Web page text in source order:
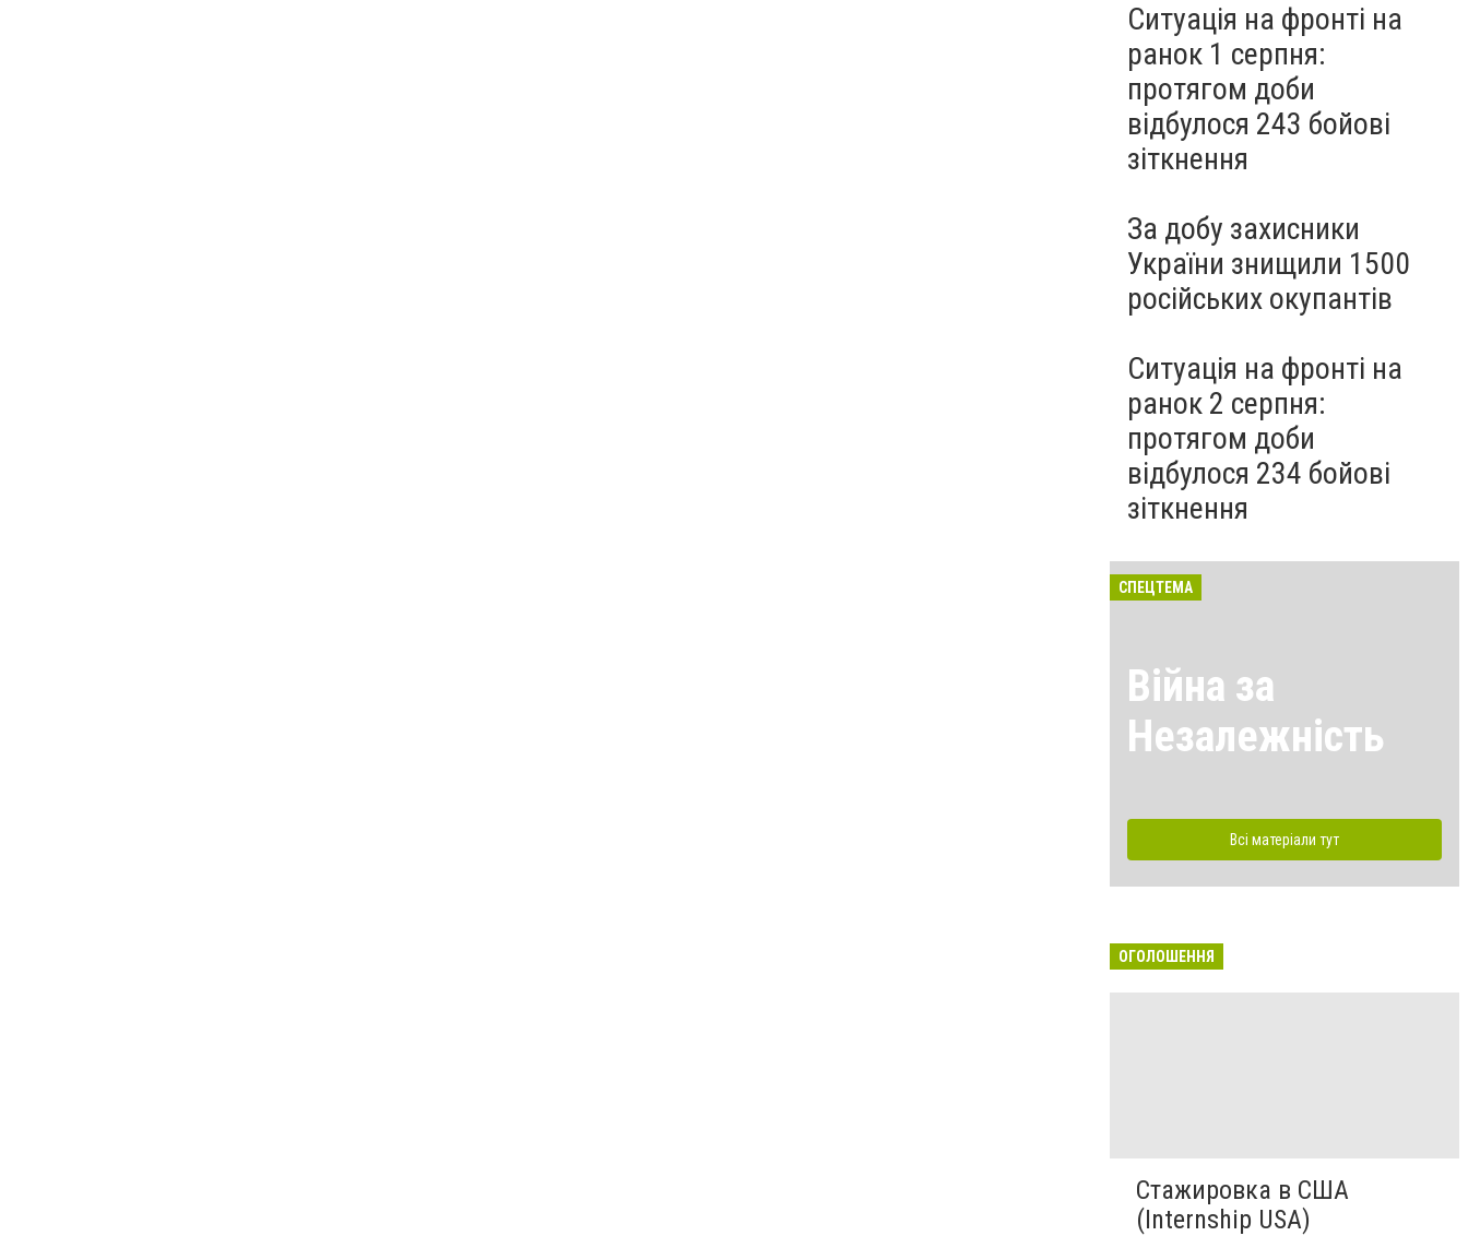
Ситуація на фронті на
ранок 1 серпня:
протягом доби
відбулося 243 бойові
зіткнення
За добу захисники
України знищили 1500
російських окупантів
Ситуація на фронті на
ранок 2 серпня:
протягом доби
відбулося 234 бойові
зіткнення
СПЕЦТЕМА
Війна за
Незалежність
Всі матеріали тут
ОГОЛОШЕННЯ
Стажировка в США
(Internship USA)